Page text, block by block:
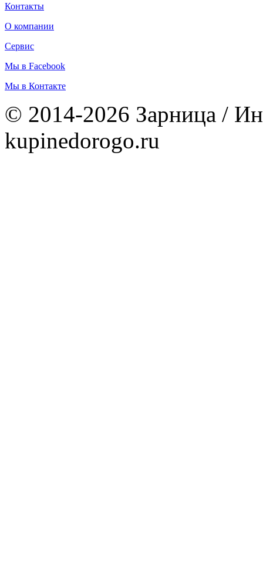
Контакты
О компании
Сервис
Мы в Facebook
Мы в Контакте
© 2014-2026 Зарница /
kupinedorogo.ru